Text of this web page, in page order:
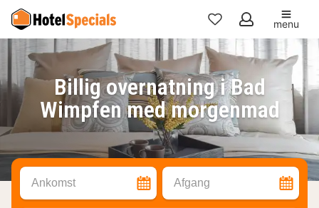
Mine
favoritter
menu
Billig overnatning i Bad
Wimpfen med morgenmad
Ankomst Afgang